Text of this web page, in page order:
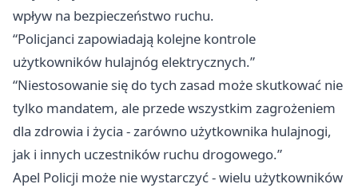
wpływ na bezpieczeństwo ruchu.
“Policjanci zapowiadają kolejne kontrole
użytkowników hulajnóg elektrycznych.”
“Niestosowanie się do tych zasad może skutkować nie
tylko mandatem, ale przede wszystkim zagrożeniem
dla zdrowia i życia - zarówno użytkownika hulajnogi,
jak i innych uczestników ruchu drogowego.”
Apel Policji może nie wystarczyć - wielu użytkowników